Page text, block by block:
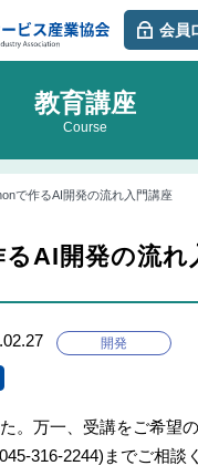
会員
教育講座
Course
で作るAI開発の流れ入門講座
AI開発の流れ
開発
。万一、受講をご希望
316-2244)までご相談